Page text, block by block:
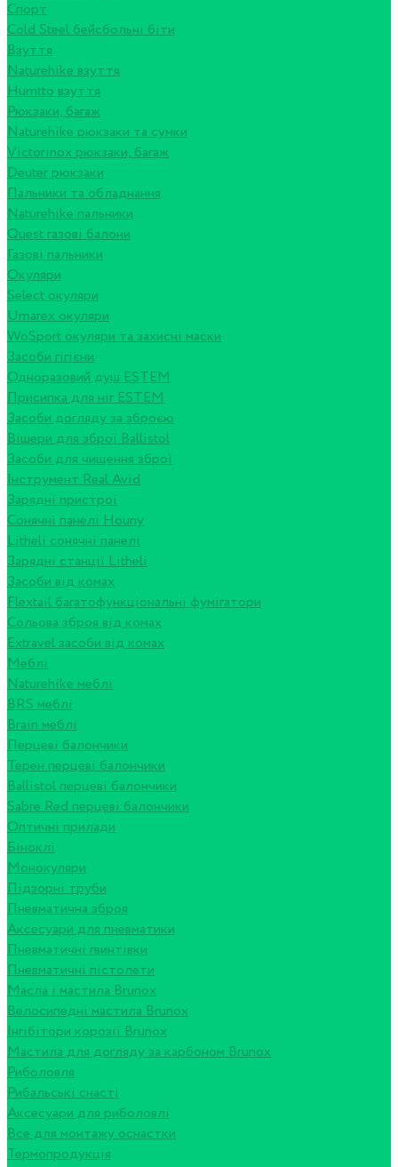
Спорт
Cold Steel бейсбольні біти
Взуття
Naturehike взуття
Humtto взуття
Рюкзаки, багаж
Naturehike рюкзаки та сумки
Victorinox рюкзаки, багаж
Deuter рюкзаки
Пальники та обладнання
Naturehike пальники
Quest газові балони
Газові пальники
Окуляри
Select окуляри
Umarex окуляри
WoSport окуляри та захисні маски
Засоби гігієни
Одноразовий душ ESTEM
Присипка для ніг ESTEM
Засоби догляду за зброєю
Вішери для зброї Ballistol
Засоби для чищення зброї
Інструмент Real Avid
Зарядні пристрої
Сонячні панелі Houny
Litheli сонячні панелі
Зарядні станції Litheli
Засоби від комах
Flextail багатофункціональні фумігатори
Сольова зброя від комах
Extravel засоби від комах
Меблі
Naturehike меблі
BRS меблі
Brain меблі
Перцеві балончики
Терен перцеві балончики
Ballistol перцеві балончики
Sabre Red перцеві балончики
Оптичні прилади
Біноклі
Монокуляри
Підзорні труби
Пневматична зброя
Аксесуари для пневматики
Пневматичні гвинтівки
Пневматичні пістолети
Масла і мастила Brunox
Велосипедні мастила Brunox
Інгібітори корозії Brunox
Мастила для догляду за карбоном Brunox
Риболовля
Рибальські снасті
Аксесуари для риболовлі
Все для монтажу оснастки
Термопродукція